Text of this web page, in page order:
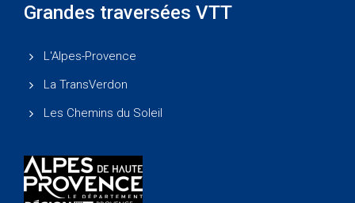
Grandes traversées VTT
L'Alpes-Provence
La TransVerdon
Les Chemins du Soleil